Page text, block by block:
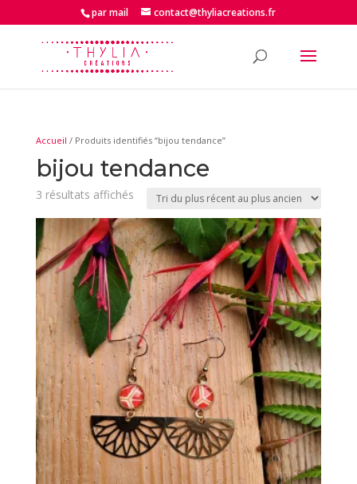
par mail contact@thyliacreations.fr
Accueil / Produits identifiés “bijou tendance”
bijou tendance
3 résultats affichésTrié
plus
récent
au
plus
ancien